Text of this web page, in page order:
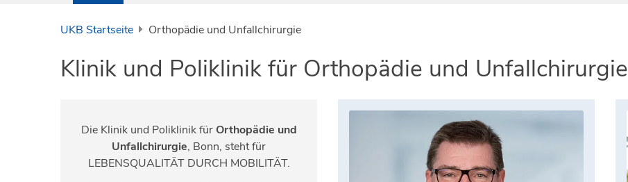
UKB Startseite Orthopädie und Unfallchirurgie
Klinik und Poliklinik für Orthopädie und Unfallchirurgie
Die Klinik und Poliklinik für Orthopädie und
Unfallchirurgie, Bonn, steht für
LEBENSQUALITÄT DURCH MOBILITÄT.